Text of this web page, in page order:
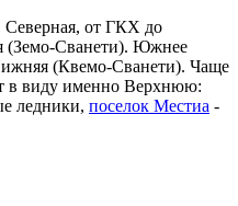
Северная, от ГКХ до
(Земо-Сванети). Южнее
(Квемо-Сванети). Чаще
в виду именно Верхнюю:
ледники, поселок Местиа -